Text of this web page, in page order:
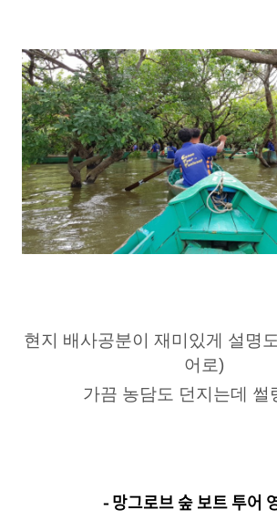
현지 배사공분이 재미있게 설명
어로)
가끔 농담도 던지는데 썰
- 망그로브 숲 보트 투어